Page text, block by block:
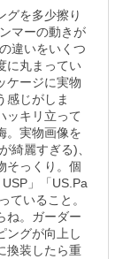
グを多少擦り
マーの動きが
違いをいくつ
に丸まってい
ケージに実物
感じがしま
ッキリ立って
。実物画像を
綺麗すぎる)、
そっくり。個
」「US.Pa
ていること。
ね。ガーダー
ングが向上し
換装したら重